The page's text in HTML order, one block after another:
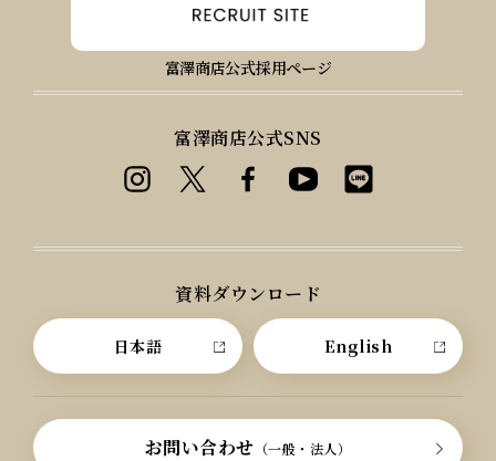
富澤商店公式採用ページ
富澤商店公式SNS
資料ダウンロード
日本語 English
お問い合わせ （一般・法人）